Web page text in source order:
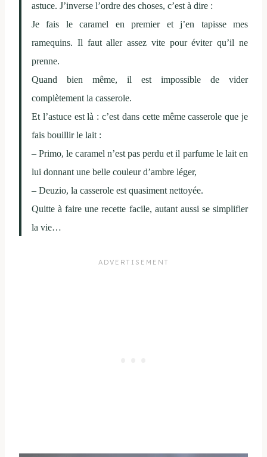
astuce. J’inverse l’ordre des choses, c’est à dire :
Je fais le caramel en premier et j’en tapisse mes
ramequins. Il faut aller assez vite pour éviter qu’il ne
prenne.
Quand bien même, il est impossible de vider
complètement la casserole.
Et l’astuce est là : c’est dans cette même casserole que je
fais bouillir le lait :
– Primo, le caramel n’est pas perdu et il parfume le lait en
lui donnant une belle couleur d’ambre léger,
– Deuzio, la casserole est quasiment nettoyée.
Quitte à faire une recette facile, autant aussi se simplifier
la vie…